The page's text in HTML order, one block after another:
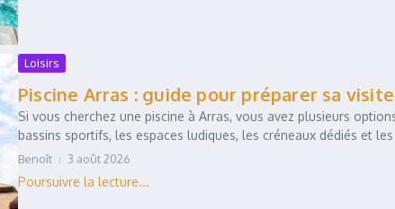
Loisirs
Piscine Arras : guide pour préparer sa
Si vous cherchez une piscine à Arras, vous avez plusieurs
bassins sportifs, les espaces ludiques, les créneaux dédiés et les
Benoît 3 août 2026